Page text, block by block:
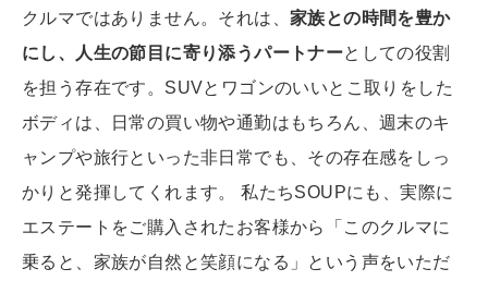
クルマではありません。それは、 家族との時間を豊か
にし、人生の節目に寄り添うパートナーとしての役割
を担う存在です。SUVとワゴンのいいとこ取りをした
ボディは、日常の買い物や通勤はもちろん、週末のキ
ャンプや旅行といった非日常でも、その存在感をしっ
かりと発揮してくれます。 私たちSOUPにも、実際に
エステートをご購入されたお客様から「このクルマに
乗ると、家族が自然と笑顔になる」という声をいただ